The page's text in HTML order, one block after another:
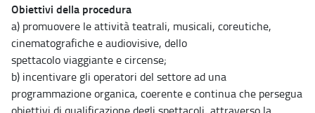
Obiettivi della procedura
a) promuovere le attività teatrali, musicali, coreutiche,
cinematografiche e audiovisive, dello
spettacolo viaggiante e circense;
b) incentivare gli operatori del settore ad una
programmazione organica, coerente e continua che persegua